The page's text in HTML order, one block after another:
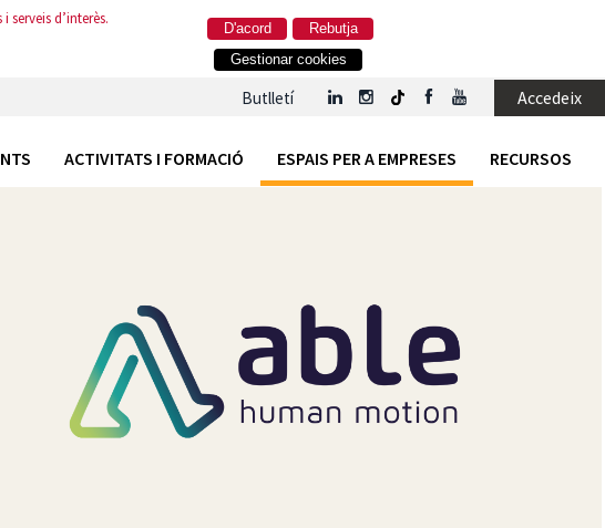
d’interès.
Rebutja
D'acord
Gestionar cookies
Butlletí Accedeix
ACTIVITATS I FORMACIÓ ESPAIS PER A EMPRESES RECURSOS